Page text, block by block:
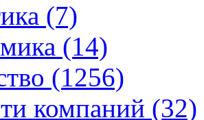
(7)
(14)
(1256)
компаний (32)